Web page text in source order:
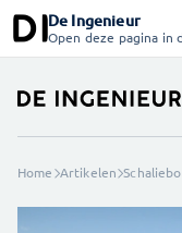
De Ingenieur
Open deze pagina in
Home Artikelen